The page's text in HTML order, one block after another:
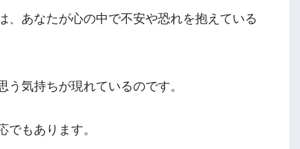
、あなたが心の中で不安や恐れを抱えている
気持ちが現れているのです。
もあります。